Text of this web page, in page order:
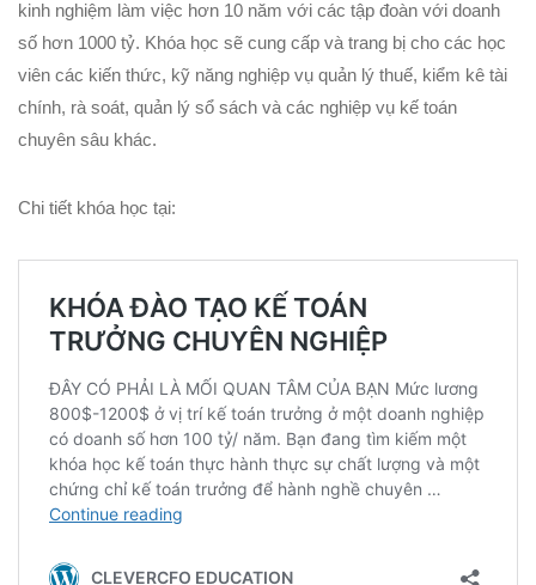
kinh nghiệm làm việc hơn 10 năm với các tập đoàn với doanh
số hơn 1000 tỷ. Khóa học sẽ cung cấp và trang bị cho các học
viên các kiến thức, kỹ năng nghiệp vụ quản lý thuế, kiểm kê tài
chính, rà soát, quản lý sổ sách và các nghiệp vụ kế toán
chuyên sâu khác.
Chi tiết khóa học tại: